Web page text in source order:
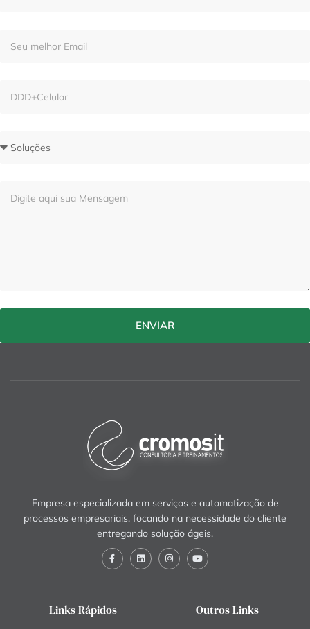
ENVIAR
Empresa especializada em serviços e automatização de
processos empresariais, focando na necessidade do cliente
entregando solução ágeis.
Links Rápidos Outros Links